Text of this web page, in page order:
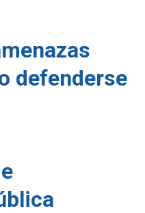
defenderse